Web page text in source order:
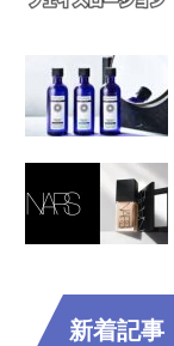
新着記事